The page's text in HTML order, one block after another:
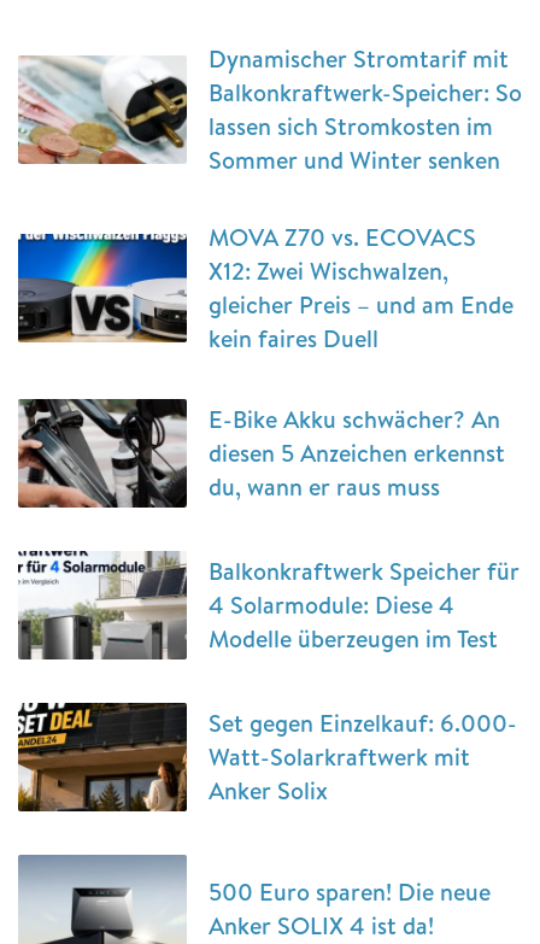
Dynamischer Stromtarif mit
Balkonkraftwerk-Speicher: So
lassen sich Stromkosten im
Sommer und Winter senken
MOVA Z70 vs. ECOVACS
X12: Zwei Wischwalzen,
gleicher Preis – und am Ende
kein faires Duell
E-Bike Akku schwächer? An
diesen 5 Anzeichen erkennst
du, wann er raus muss
Balkonkraftwerk Speicher für
4 Solarmodule: Diese 4
Modelle überzeugen im Test
Set gegen Einzelkauf: 6.000-
Watt-Solarkraftwerk mit
Anker Solix
500 Euro sparen! Die neue
Anker SOLIX 4 ist da!